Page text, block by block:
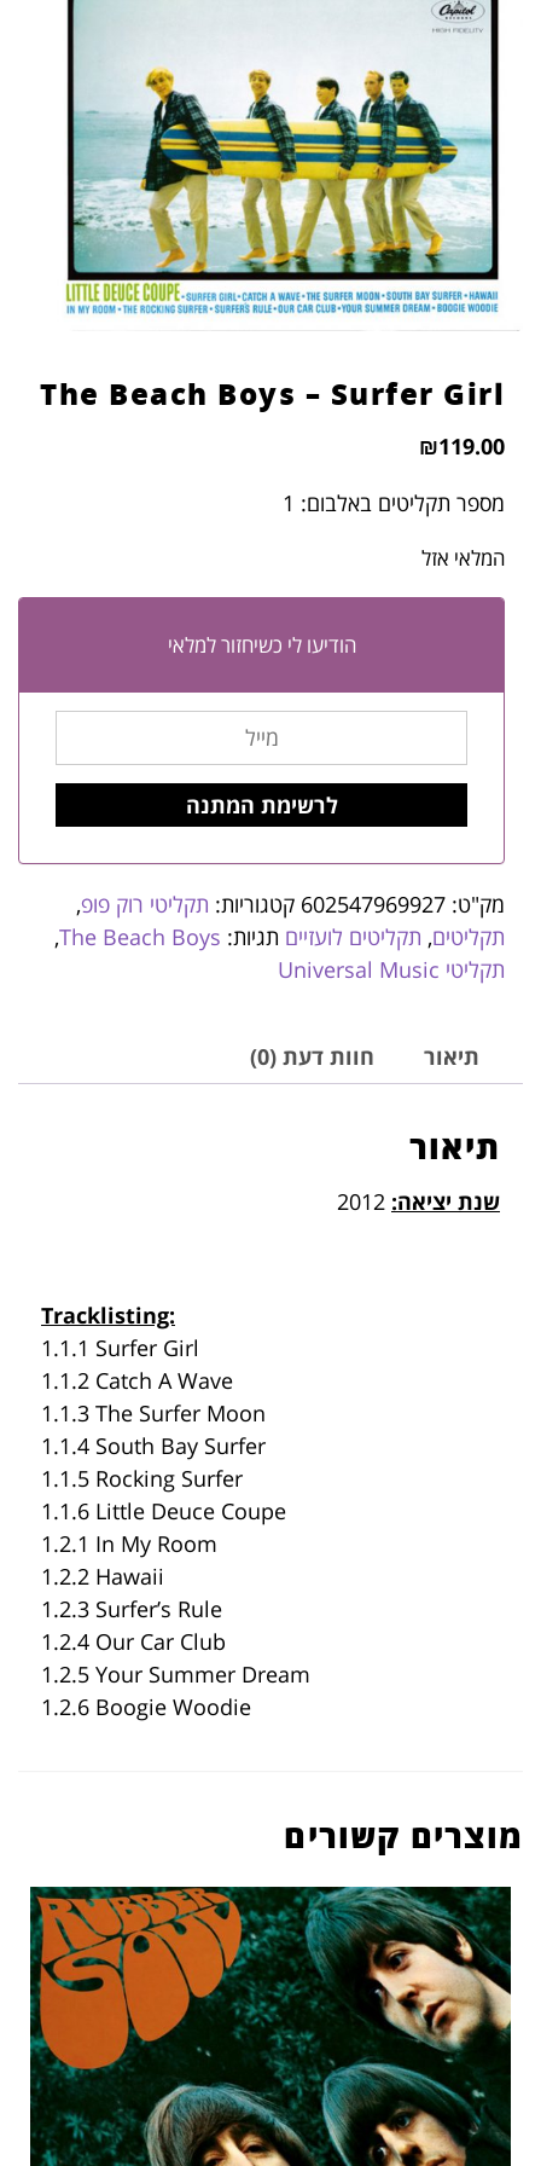
The Beach Boys – Surfer Girl
₪119.00
מספר תקליטים באלבום: 1
המלאי אזל
הודיעו לי כשיחזור למלאי
מק"ט: 602547969927 קטגוריות: תקליטי רוק פופ,
תקליטים, תקליטים לועזיים תגיות: The Beach Boys
,
תקליטי Universal Music
תיאור חוות דעת (0)
תיאור
שנת יציאה:
Tracklisting:
1.1.1 Surfer Girl
1.1.2 Catch A Wave
1.1.3 The Surfer Moon
1.1.4 South Bay Surfer
1.1.5 Rocking Surfer
1.1.6 Little Deuce Coupe
1.2.1 In My Room
1.2.2 Hawaii
1.2.3 Surfer’s Rule
1.2.4 Our Car Club
1.2.5 Your Summer Dream
1.2.6 Boogie Woodie
מוצרים קשורים